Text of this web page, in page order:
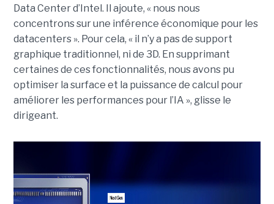
Data Center d’Intel. Il ajoute, « nous nous
concentrons sur une inférence économique pour les
datacenters ». Pour cela, « il n’y a pas de support
graphique traditionnel, ni de 3D. En supprimant
certaines de ces fonctionnalités, nous avons pu
optimiser la surface et la puissance de calcul pour
améliorer les performances pour l’IA », glisse le
dirigeant.